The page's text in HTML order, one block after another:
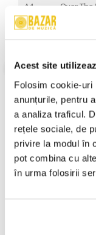
Acest site
Folosim cookie-uri
anunțurile, pentru
a analiza traficul.
rețele sociale, de
privire la modul în
pot combina cu
în urma folosirii
A4
Over
B1
B3
Miracle
B4
No More
C1
Mama,
C2
Road To
C3
Perry
C4
I Just
VEZI MAI MULT
An Lansare:2014
Stil:
Rock ; Hard Rock
Stare Disc:Mint (M)
Stare Coperta: